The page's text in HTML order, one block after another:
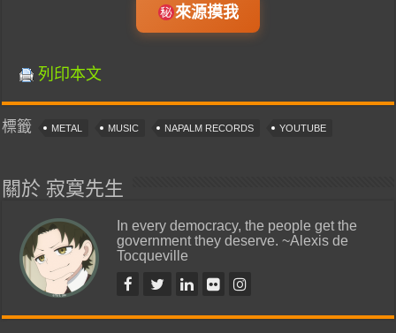
來源摸我
列印本文
標籤 METAL MUSIC NAPALM RECORDS YOUTUBE
關於 寂寞先生
In every democracy, the people get the
government they deserve. ~Alexis de
Tocqueville